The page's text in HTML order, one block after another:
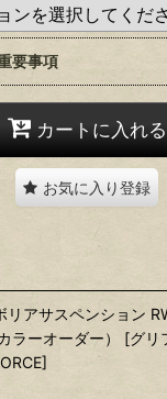
要事項
カートに入れる
お気に入り登録
リアサスペンション
ラーオーダー） [グリ